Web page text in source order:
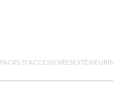
PACKS D'ACCESSOIRESEXTÉRIEUR